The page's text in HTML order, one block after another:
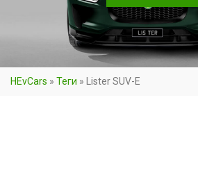
HEvCars » Теги » Lister SUV-E